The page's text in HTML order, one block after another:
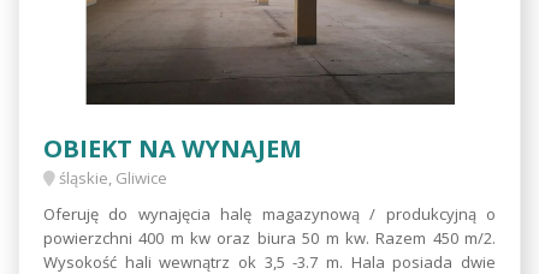
OBIEKT NA WYNAJEM
śląskie, Gliwice
Oferuję do wynajęcia halę magazynową / produkcyjną o
powierzchni 400 m kw oraz biura 50 m kw. Razem 450 m/2.
Wysokość hali wewnątrz ok 3,5 -3.7 m. Hala posiada dwie